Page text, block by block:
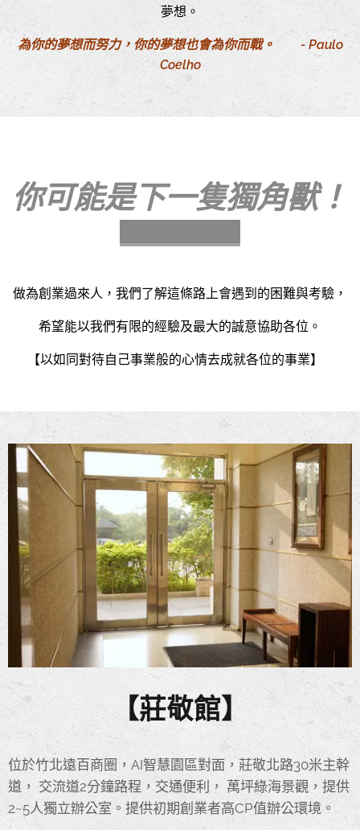
夢想。
為你的夢想而努力，你的夢想也會為你而戰。 -Paulo
Coelho
你可能是下一隻獨角獸！
做為創業過來人，我們了解這條路上會遇到的困難與考驗，
希望能以我們有限的經驗及最大的誠意協助各位。
【以如同對待自己事業般的心情去成就各位的事業】
【莊敬館】
位於竹北遠百商圈，AI智慧園區對面，莊敬北路30米主幹
道， 交流道2分鐘路程，交通便利， 萬坪綠海景觀，提供
2~5人獨立辦公室。提供初期創業者高CP值辦公環境。